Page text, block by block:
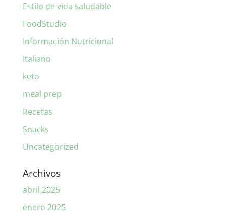
Estilo de vida saludable
FoodStudio
Información Nutricional
Italiano
keto
meal prep
Recetas
Snacks
Uncategorized
Archivos
abril 2025
enero 2025